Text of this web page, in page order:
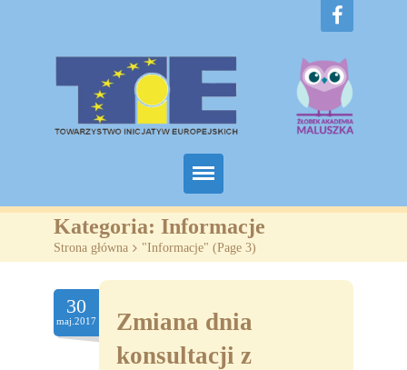
Home
O nas
Projekty
Żłobki
Kategoria: Informacje
Strona główna > "Informacje" (Page 3)
30
maj.2017
Zmiana dnia
konsultacji z